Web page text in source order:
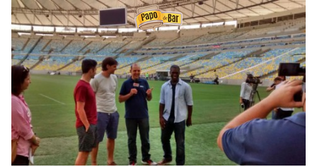
para
conteúdo